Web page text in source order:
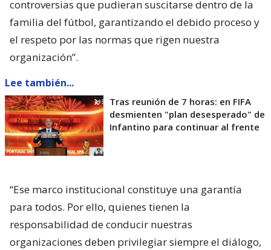
controversias que pudieran suscitarse dentro de la
familia del fútbol, garantizando el debido proceso y
el respeto por las normas que rigen nuestra
organización”.
Lee también...
Tras reunión de 7 horas: en FIFA
desmienten "plan desesperado" de
Infantino para continuar al frente
“Ese marco institucional constituye una garantía
para todos. Por ello, quienes tienen la
responsabilidad de conducir nuestras
organizaciones deben privilegiar siempre el diálogo,